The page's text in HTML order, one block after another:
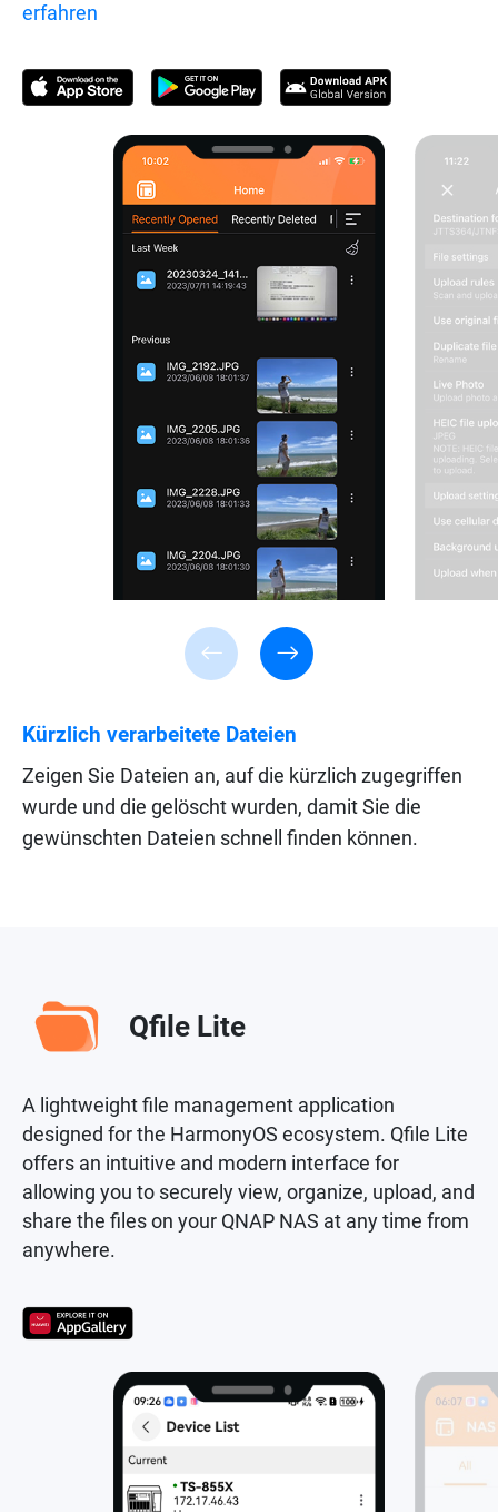
erfahren
Kürzlich verarbeitete Dateien
Zeigen Sie Dateien an, auf die kürzlich zugegriffen
wurde und die gelöscht wurden, damit Sie die
gewünschten Dateien schnell finden können.
Qfile Lite
A lightweight file management application
designed for the HarmonyOS ecosystem. Qfile Lite
offers an intuitive and modern interface for
allowing you to securely view, organize, upload, and
share the files on your QNAP NAS at any time from
anywhere.